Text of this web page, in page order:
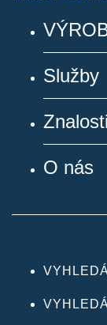
Služby
Znalosti
O nás